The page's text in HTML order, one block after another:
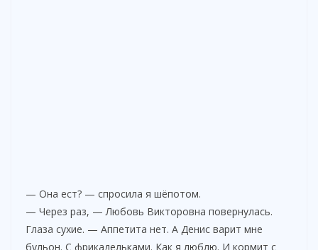
— Она ест? — спросила я шёпотом.
— Через раз, — Любовь Викторовна повернулась.
Глаза сухие. — Аппетита нет. А Денис варит мне
бульон. С фрикадельками. Как я люблю. И кормит с